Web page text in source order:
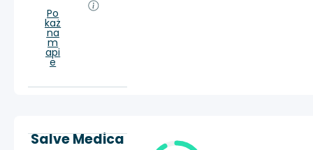
Po
każ
na
m
api
e
Salve Medica